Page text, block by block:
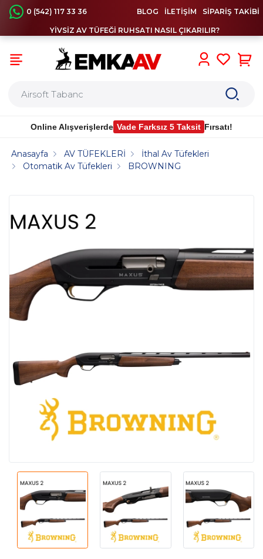
0 (542) 117 33 36 BLOG İLETİŞİM SİPARİŞ TAKİBİ
YİVSİZ AV TÜFEĞİ RUHSATI NASIL ÇIKARILIR?
Online Alışverişlerde Vade Farksız 5 Taksit Fırsatı!
Anasayfa AV TÜFEKLERİ
İthal Av Tüfekleri
Otomatik Av Tüfekleri
BROWNING